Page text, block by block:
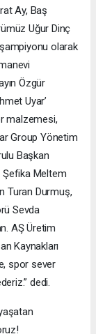
Ay, Baş
Uğur Dinç
şampiyonu olarak
Özgür
Uyar’
malzemesi,
Group Yönetim
Başkan
Şefika Meltem
Turan Durmuş,
Sevda
AŞ Üretim
Kaynakları
spor sever
dedi.